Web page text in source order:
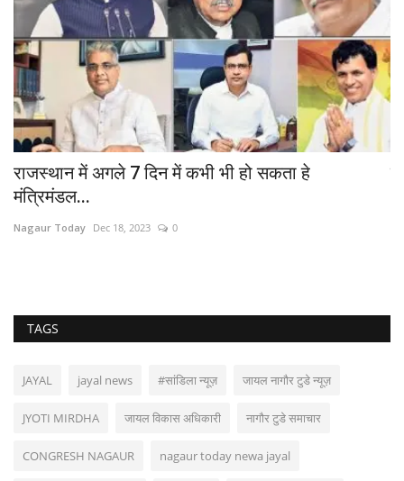
राजस्थान में अगले 7 दिन में कभी भी हो सकता हे
मंत्रिमंडल...
Nagaur Today Dec 18, 2023 0
TAGS
JAYAL jayal news #सांडिला न्यूज़ जायल नागौर टुडे न्यूज़
JYOTI MIRDHA जायल विकास अधिकारी नागौर टुडे समाचार
CONGRESH NAGAUR nagaur today newa jayal